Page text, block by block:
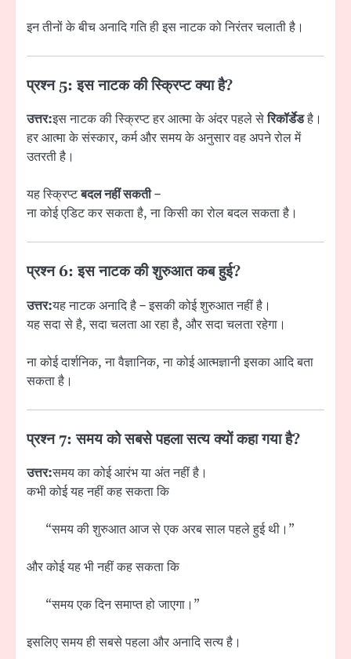
इन तीनों के बीच अनादि गति ही इस नाटक को निरंतर चलाती है।
प्रश्न 5: इस नाटक की स्क्रिप्ट क्या है?
उत्तर:इस नाटक की स्क्रिप्ट हर आत्मा के अंदर पहले सेरिकॉर्डेडहै।
हर आत्मा के संस्कार, कर्म और समय के अनुसार वह अपने रोल में
उतरती है।
यह स्क्रिप्टबदल नहीं सकती–
ना कोई एडिट कर सकता है, ना किसी का रोल बदल सकता है।
प्रश्न 6: इस नाटक की शुरुआत कब हुई?
उत्तर:यह नाटक अनादि है – इसकी कोई शुरुआत नहीं है।
यह सदा से है, सदा चलता आ रहा है, और सदा चलता रहेगा।
ना कोई दार्शनिक, ना वैज्ञानिक, ना कोई आत्मज्ञानी इसका आदि बता
सकता है।
प्रश्न 7: समय को सबसे पहला सत्य क्यों कहा गया है?
उत्तर:समय का कोई आरंभ या अंत नहीं है।
कभी कोई यह नहीं कह सकता कि
“समय की शुरुआत आज से एक अरब साल पहले हुई थी।”
और कोई यह भी नहीं कह सकता कि
“समय एक दिन समाप्त हो जाएगा।”
इसलिए समय ही सबसे पहला और अनादि सत्य है।